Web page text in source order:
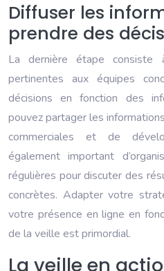
Diffuser les
prendre des
La dernière étape consiste
pertinentes aux équipes
décisions en fonction des
pouvez partager les
commerciales et de
également important
régulières pour discuter des
concrètes. Adapter votre
votre présence en ligne en
de la veille est primordial.
La veille en